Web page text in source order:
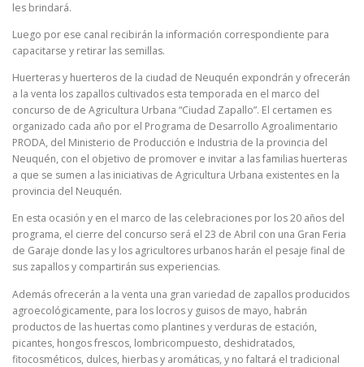
les brindará.
Luego por ese canal recibirán la información correspondiente para
capacitarse y retirar las semillas.
Huerteras y huerteros de la ciudad de Neuquén expondrán y ofrecerán
a la venta los zapallos cultivados esta temporada en el marco del
concurso de de Agricultura Urbana “Ciudad Zapallo”. El certamen es
organizado cada año por el Programa de Desarrollo Agroalimentario
PRODA, del Ministerio de Producción e Industria de la provincia del
Neuquén, con el objetivo de promover e invitar a las familias huerteras
a que se sumen a las iniciativas de Agricultura Urbana existentes en la
provincia del Neuquén.
En esta ocasión y en el marco de las celebraciones por los 20 años del
programa, el cierre del concurso será el 23 de Abril con una Gran Feria
de Garaje donde las y los agricultores urbanos harán el pesaje final de
sus zapallos y compartirán sus experiencias.
Además ofrecerán a la venta una gran variedad de zapallos producidos
agroecológicamente, para los locros y guisos de mayo, habrán
productos de las huertas como plantines y verduras de estación,
picantes, hongos frescos, lombricompuesto, deshidratados,
fitocosméticos, dulces, hierbas y aromáticas, y no faltará el tradicional